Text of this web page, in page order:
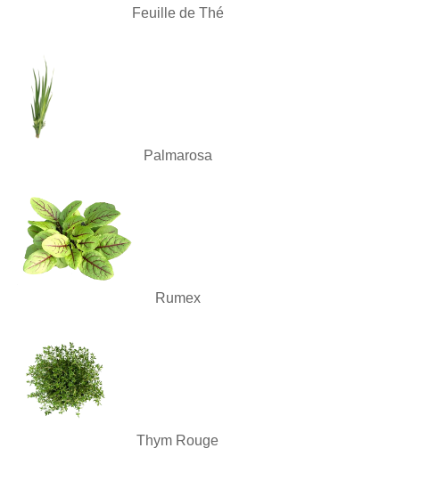
Feuille de Thé
Palmarosa
Rumex
Thym Rouge